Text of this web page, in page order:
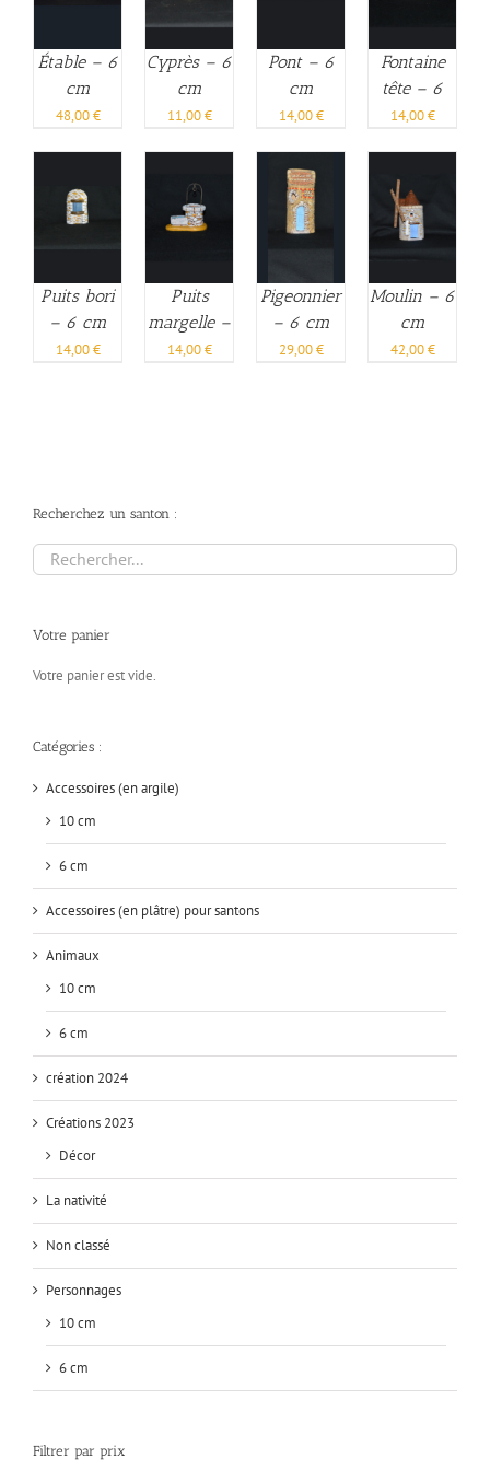
Étable – 6
cm
48,00€
Cyprès – 6
cm
11,00€
Pont – 6
cm
14,00€
Fontaine
tête – 6
cm
14,00€
Puits bori
– 6 cm
14,00€
Puits
margelle –
6 cm
14,00€
Pigeonnier
– 6 cm
29,00€
Moulin – 6
cm
42,00€
Recherchez un santon :
Votre panier
Votre panier est vide.
Catégories :
Accessoires (en argile)
10 cm
6 cm
Accessoires (en plâtre) pour santons
Animaux
10 cm
6 cm
création 2024
Créations 2023
Décor
La nativité
Non classé
Personnages
10 cm
6 cm
Filtrer par prix